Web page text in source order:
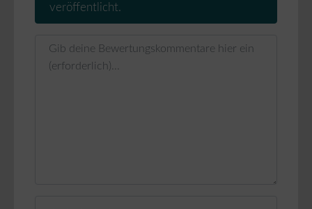
veröffentlicht.